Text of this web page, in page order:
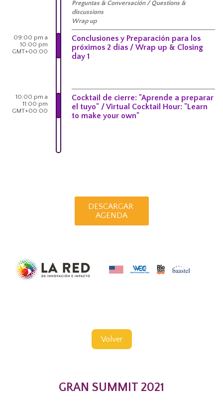
Preguntas & Conversación / Questions &
discussions
Wrap up
09:00 pm a
10:00 pm
GMT+00:00
Conclusiones y Preparación para los
próximos 2 días / Wrap up & Closing
day 1
10:00 pm a
11:00 pm
GMT+00:00
Cocktail de cierre: "Aprende a preparar
el tuyo" / Virtual Cocktail Hour: "Learn
to make your own"
DESCARGAR
AGENDA
Volver
GRAN SUMMIT 2021